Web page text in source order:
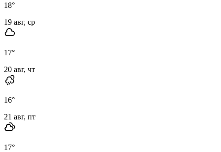
18°
19 авг, ср
17°
20 авг, чт
16°
21 авг, пт
17°